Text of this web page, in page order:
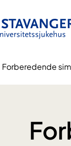
Forberedende